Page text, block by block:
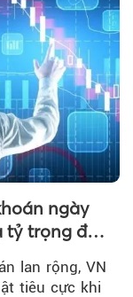
ngày
tỷ trọng đòn
lan rộng, VN
tiêu cực khi